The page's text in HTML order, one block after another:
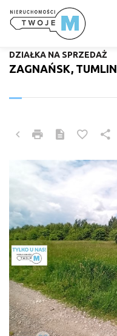
ZAGNAŃSK, TUMLIN
DZIAŁKA NA SPRZEDAŻ